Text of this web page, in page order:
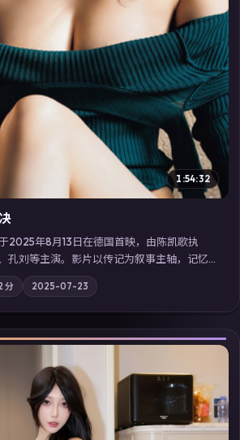
1:54:32
2025年8月13日在德国首映，由陈凯歌执
孔刘等主演。影片以传记为叙事主轴，记忆
现自己从未活过“真实”的一天；摄影与配乐
亦可通过「国产免费观看高清电视剧在线
高分佳作，畅享高清在线追剧体验。
分 2025-07-23